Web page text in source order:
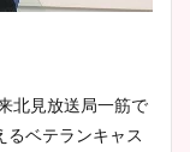
北見放送局一筋で
ベテランキャス